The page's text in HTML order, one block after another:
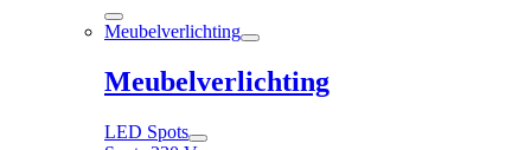
Meubelverlichting
Meubelverlichting
LED Spots